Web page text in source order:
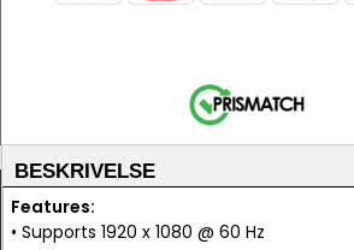
BESKRIVELSE
Features:
• Supports 1920 x 1080 @ 60 Hz